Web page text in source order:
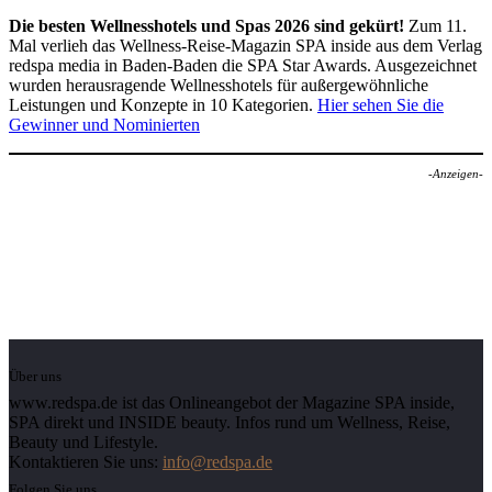
Die besten Wellnesshotels und Spas 2026 sind gekürt! Zum 11.
Mal verlieh das Wellness-Reise-Magazin SPA inside aus dem Verlag
redspa media in Baden-Baden die SPA Star Awards. Ausgezeichnet
wurden herausragende Wellnesshotels für außergewöhnliche
Leistungen und Konzepte in 10 Kategorien. Hier sehen Sie die
Gewinner und Nominierten
-Anzeigen-
Über uns
www.redspa.de ist das Onlineangebot der Magazine SPA inside,
SPA direkt und INSIDE beauty. Infos rund um Wellness, Reise,
Beauty und Lifestyle.
Kontaktieren Sie uns: info@redspa.de